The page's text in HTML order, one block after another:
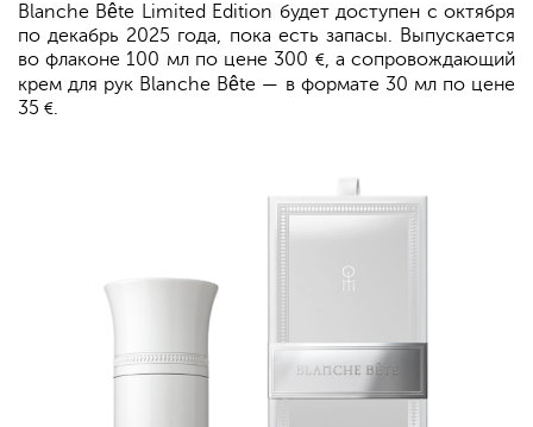
Blanche Bête Limited Edition будет доступен с октября
по декабрь 2025 года, пока есть запасы. Выпускается
во флаконе 100 мл по цене 300 €, а сопровождающий
крем для рук Blanche Bête — в формате 30 мл по цене
35 €.